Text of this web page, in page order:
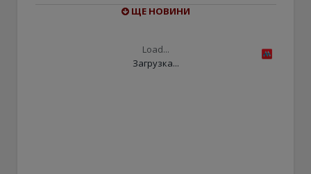
ЩЕ НОВИНИ
Load...
Загрузка...